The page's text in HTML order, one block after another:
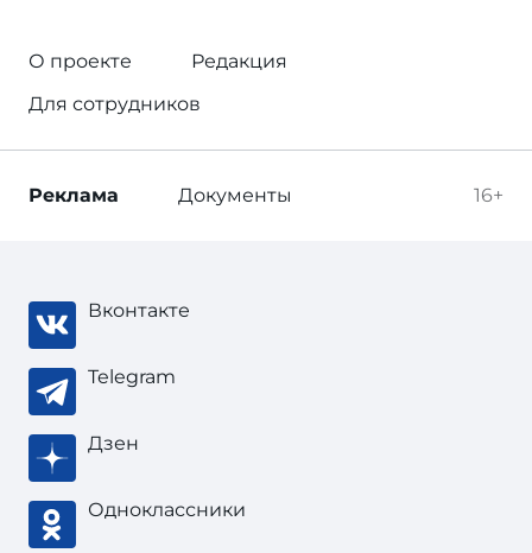
О проекте
Редакция
Для сотрудников
16+
Реклама Документы
Вконтакте
Telegram
Дзен
Одноклассники